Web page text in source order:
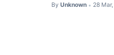
By Unknown • 28